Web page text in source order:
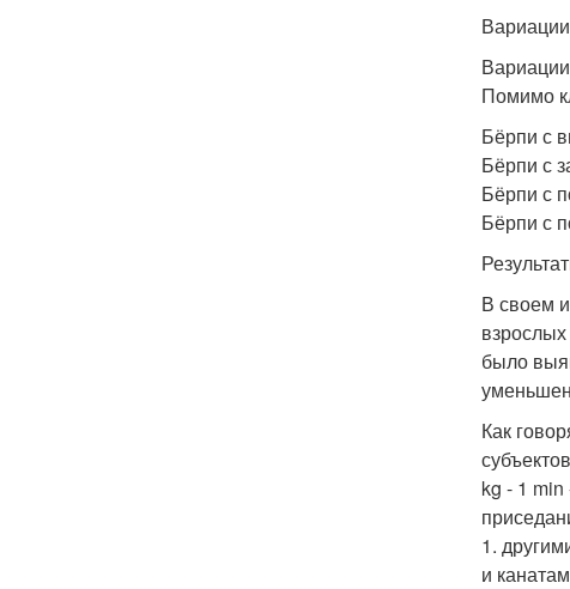
Помимо
Бёрпи с
Бёрпи с
Бёрпи с
Бёрпи с
В своем
было
Как
kg - 1
1.
и